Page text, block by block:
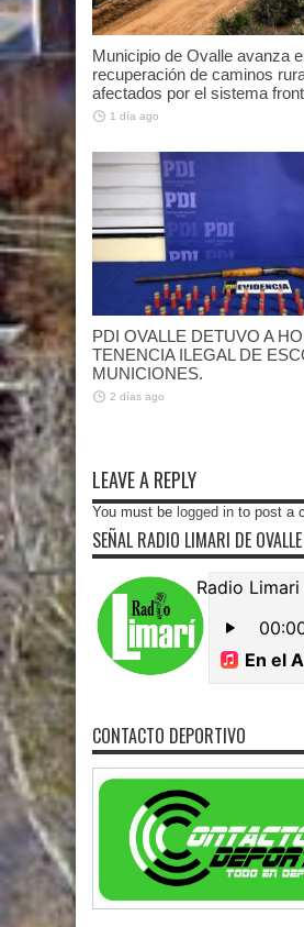
Municipio de Ovalle avanza
recuperación de caminos
afectados por el sistema
1 día ago
PDI OVALLE DETUVO A
TENENCIA ILEGAL DE
MUNICIONES.
2 días ago
LEAVE A REPLY
You must be logged in to post a
SEÑAL RADIO LIMARI DE OVALLE
CONTACTO DEPORTIVO